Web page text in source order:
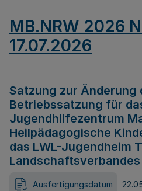
MB.NRW 2026
17.07.2026
Satzung zur Änderung
Betriebssatzung für
Jugendhilfezentrum
Heilpädagogische
das LWL-Jugendheim
Ausfertigungsdatum